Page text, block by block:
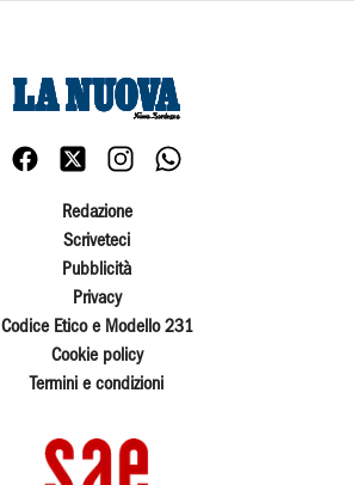
Redazione
Scriveteci
Pubblicità
Privacy
Codice Etico e Modello 231
Cookie policy
Termini e condizioni